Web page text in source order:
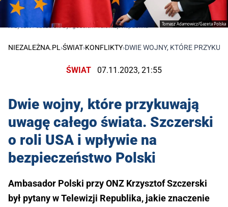
Tomasz Adamowicz/Gazeta Polska
Krzysztof Szczerski był gościem Telewizji Republika
NIEZALEŻNA.PL ›ŚWIAT›KONFLIKTY›DWIE WOJNY, KTÓRE
ŚWIAT 07.11.2023, 21:55
Dwie wojny, które przykuwają
uwagę całego świata. Szczerski
o roli USA i wpływie na
bezpieczeństwo Polski
Ambasador Polski przy ONZ Krzysztof Szczerski
był pytany w Telewizji Republika, jakie znaczenie